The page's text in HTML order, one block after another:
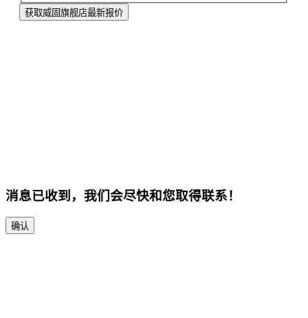
获取威固旗舰店最新报价
消息已收到，我们会尽快和您取得联系！
确认